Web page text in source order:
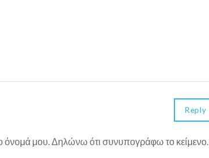
όνομά μου. Δηλώνω ότι συνυπογράφω το κείμενο.
Reply